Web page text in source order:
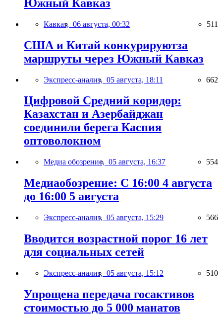
Южный Кавказ
Кавказ, 06 августа, 00:32 511
США и Китай конкурируютза
маршруты через Южный Кавказ
Экспресс-анализ, 05 августа, 18:11 662
Цифровой Средний коридор:
Казахстан и Азербайджан
соединили берега Каспия
оптоволокном
Медиа обозрение, 05 августа, 16:37 554
Медиаобозрение: С 16:00 4 августа
до 16:00 5 августа
Экспресс-анализ, 05 августа, 15:29 566
Вводится возрастной порог 16 лет
для социальных сетей
Экспресс-анализ, 05 августа, 15:12 510
Упрощена передача госактивов
стоимостью до 5 000 манатов